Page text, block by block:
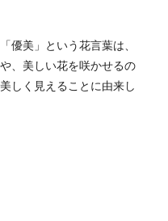
優美」という花言葉は、
、美しい花を咲かせるの
しく見えることに由来し